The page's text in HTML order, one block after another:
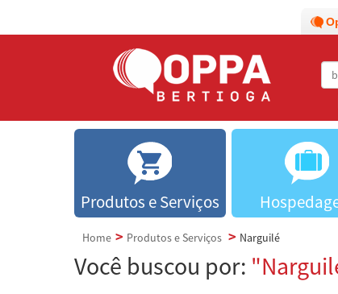
Produtos e Serviços
Home Produtos e Serviços Narguilé
Você buscou por: